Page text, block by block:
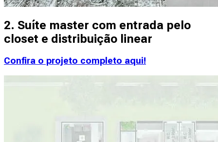
2. Suíte master com entrada pelo
closet e distribuição linear
Confira o projeto completo aqui!